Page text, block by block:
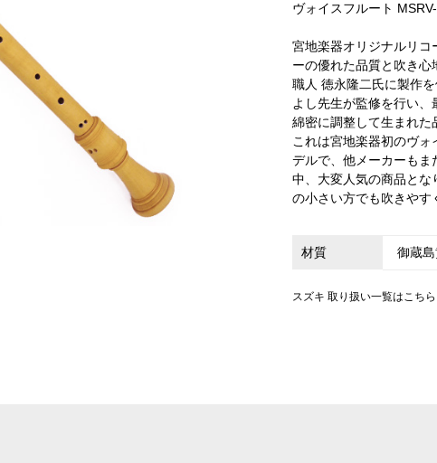
ヴォイスフルート
宮地楽器オリジナルリ
ーの優れた品質と吹き
職人 徳永隆二氏に製作
よし先生が監修を行い
綿密に調整して生まれた
これは宮地楽器初のヴ
デルで、他メーカーも
中、大変人気の商品と
の小さい方でも吹きやす
材質 御蔵
スズキ 取り扱い一覧はこちら